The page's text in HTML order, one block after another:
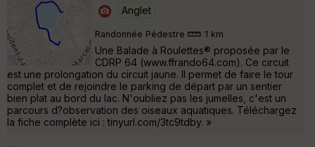
Anglet
Randonnée Pédestre 1 km
Une Balade à Roulettes® proposée par le
CDRP 64 (www.ffrando64.com). Ce circuit
est une prolongation du circuit jaune. Il permet de faire le tour
complet et de rejoindre le parking de départ par un sentier
bien plat au bord du lac. N'oubliez pas les jumelles, c'est un
parcours d?observation des oiseaux aquatiques. Téléchargez
la fiche complète ici : tinyurl.com/3tc9tdby. »